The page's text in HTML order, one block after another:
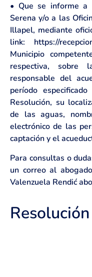
• Que se informe a
Serena y/o a las
Illapel, mediante
link: https://
Municipio
respectiva, sobre
responsable del
período
Resolución, su
de las aguas,
electrónico de las
captación y el
Para consultas o
un correo al
Valenzuela Rendić